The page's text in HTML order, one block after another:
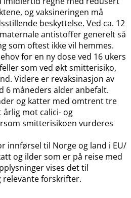
og vaksineringen må
beskyttelse. Ved ca. 12
antistoffer generelt så
som oftest ikke vil hemmes.
for en ny dose ved 16 ukers
som ved økt smitterisiko,
Videre er revaksinasjon av
6 måneders alder anbefalt.
og katter med omtrent tre
mot calici- og
smitterisikoen vurderes
innførsel til Norge og land i EU​/​
og ilder som er på reise med
vises det til
relevante forskrifter.